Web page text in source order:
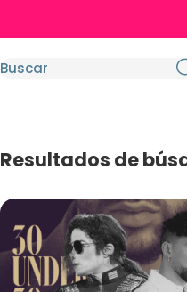
Resultados de